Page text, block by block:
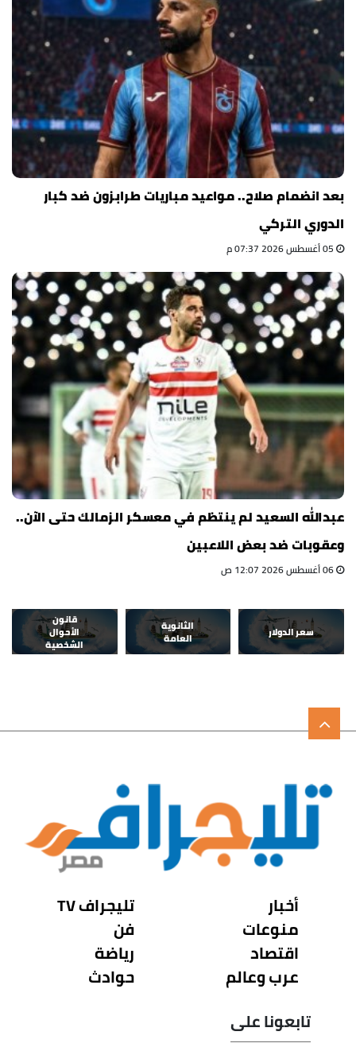
بعد انضمام صلاح.. مواعيد مباريات طرابزون ضد كبار
الدوري التركي
عبدالله السعيد لم ينتظم في معسكر الزمالك حتى الآن..
وعقوبات ضد بعض اللاعبين
سعر الدولار
الثانوية
العامة
قانون
الأحوال
الشخصية
أخبار
منوعات
اقتصاد
عرب وعالم
تليجراف TV
فن
رياضة
حوادث
تابعونا على